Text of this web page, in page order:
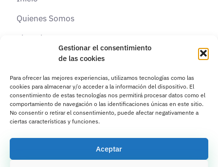
Gestionar el consentimiento
de las cookies
Para ofrecer las mejores experiencias, utilizamos tecnologías como las
cookies para almacenar y/o acceder a la información del dispositivo. El
consentimiento de estas tecnologías nos permitirá procesar datos como el
comportamiento de navegación o las identificaciones únicas en este sitio.
No consentir o retirar el consentimiento, puede afectar negativamente a
ciertas características y funciones.
Aceptar
Quienes Somos
Elearning
Paginas Legales
Aviso legal
Políticas de privacidad
Políticas de cookies